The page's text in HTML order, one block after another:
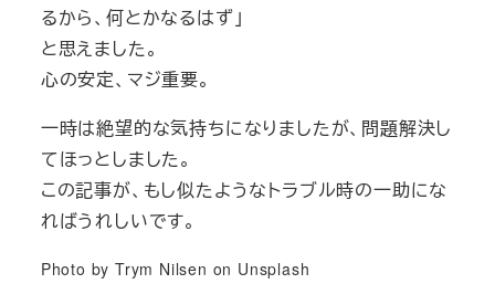
るから、何とかなるはず」
と思えました。
心の安定、マジ重要。
一時は絶望的な気持ちになりましたが、問題解決し
てほっとしました。
この記事が、もし似たようなトラブル時の一助にな
ればうれしいです。
Photo by Trym Nilsen on Unsplash